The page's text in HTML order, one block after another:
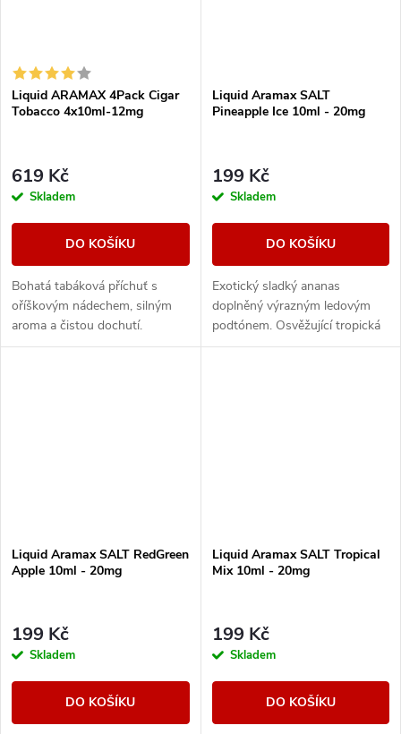
Liquid ARAMAX 4Pack Cigar
Tobacco 4x10ml-12mg
619 Kč
Skladem
DO KOŠÍKU
Bohatá tabáková příchuť s
oříškovým nádechem, silným
aroma a čistou dochutí.
Liquid Aramax SALT
Pineapple Ice 10ml - 20mg
199 Kč
Skladem
DO KOŠÍKU
Exotický sladký ananas
doplněný výrazným ledovým
podtónem. Osvěžující tropická
příchuť s chladivým
Liquid Aramax SALT RedGreen
Apple 10ml - 20mg
199 Kč
Skladem
DO KOŠÍKU
Liquid Aramax SALT Tropical
Mix 10ml - 20mg
199 Kč
Skladem
DO KOŠÍKU